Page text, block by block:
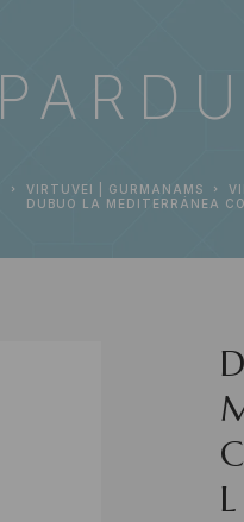
VIRTUVEI | GURMANAMS
DUBUO LA MEDITERRÁNEA